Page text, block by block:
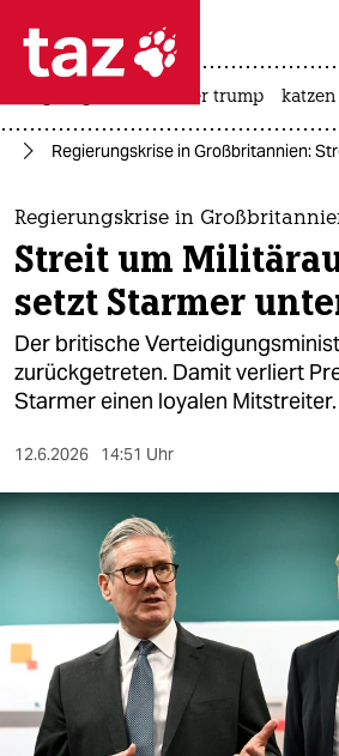
 taz zahl ich
taz zahl ich
themen
politik
öko
gesellschaft
sport
wahrheit
verlag
verlag
usa unter trump katzen
Regierungskrise in Großbritannien:
Regierungskrise in
Streit um
setzt Starmer
Der britische
zurückgetreten. Damit verliert
Starmer einen loyalen Mitstreiter.
12.6.2026 14:51 Uhr